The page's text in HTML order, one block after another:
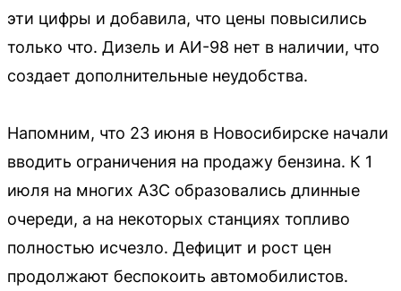
эти цифры и добавила, что цены повысились
только что. Дизель и АИ-98 нет в наличии, что
создает дополнительные неудобства.
Напомним, что 23 июня в Новосибирске начали
вводить ограничения на продажу бензина. К 1
июля на многих АЗС образовались длинные
очереди, а на некоторых станциях топливо
полностью исчезло. Дефицит и рост цен
продолжают беспокоить автомобилистов.